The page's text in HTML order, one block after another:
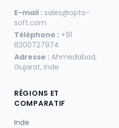
E-mail : sales@opto-
soft.com
Téléphone : +91
8200727974
Adresse : Ahmedabad,
Gujarat, Inde
RÉGIONS ET
COMPARATIF
Inde